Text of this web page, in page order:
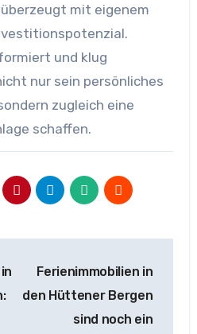
mit eigenem
und klug
nur sein persönliches
zugleich eine
schaffen.
Ferienimmobilien in
den Hüttener Bergen
sind noch ein